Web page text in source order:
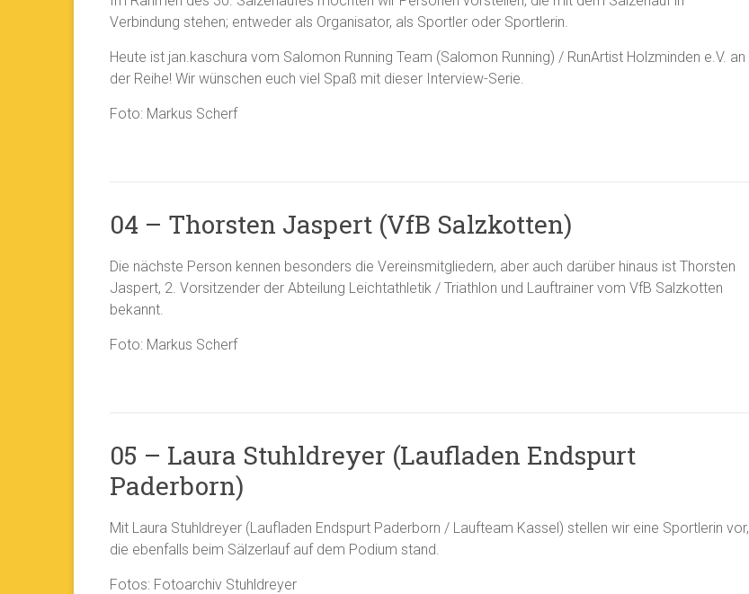
Verbindung stehen; entweder als Organisator, als Sportler oder Sportlerin.
Heute ist jan.kaschura vom Salomon Running Team (Salomon Running) / RunArtist Holzminden e.V. an
der Reihe! Wir wünschen euch viel Spaß mit dieser Interview-Serie.
Foto: Markus Scherf
04 – Thorsten Jaspert (VfB Salzkotten)
Die nächste Person kennen besonders die Vereinsmitgliedern, aber auch darüber hinaus ist Thorsten
Jaspert, 2. Vorsitzender der Abteilung Leichtathletik / Triathlon und Lauftrainer vom VfB Salzkotten
bekannt.
Foto: Markus Scherf
05 – Laura Stuhldreyer (Laufladen Endspurt
Paderborn)
Mit Laura Stuhldreyer (Laufladen Endspurt Paderborn / Laufteam Kassel) stellen wir eine Sportlerin vor,
die ebenfalls beim Sälzerlauf auf dem Podium stand.
Fotos: Fotoarchiv Stuhldreyer